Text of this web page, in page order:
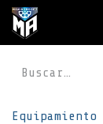
Ir al contenido
Equipamiento